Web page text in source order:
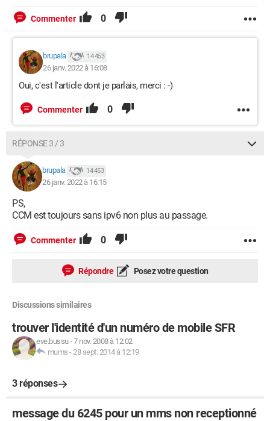
Commenter 0
brupala 14 453
26 janv. 2022 à 16:08
Oui, c'est l'article dont je parlais, merci : -)
Commenter 0
RÉPONSE 3 / 3
brupala 14 453
26 janv. 2022 à 16:15
PS,
CCM est toujours sans ipv6 non plus au passage.
Commenter 0
Répondre Posez votre question
Discussions similaires
trouver l'identité d'un numéro de mobile SFR
eve.bussu-7 nov. 2008 à 12:02
mums -28 sept. 2014 à 12:19
3 réponses
message du 6245 pour un mms non receptionné